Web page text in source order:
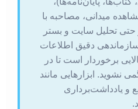
میدانی، مصاحبه با
تحلیل سایت و بستر
دقیق اطلاعات
برخوردار است تا در
نشوید. ابزارهایی مانند
و یادداشت‌برداری